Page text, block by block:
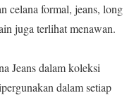
celana formal, jeans, long
juga terlihat menawan.
Jeans dalam koleksi
dalam setiap